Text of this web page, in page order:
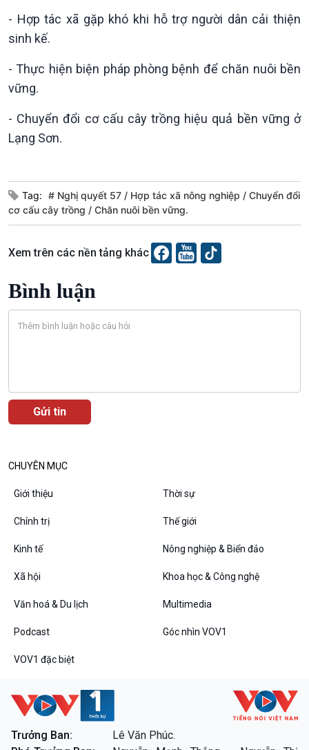
Văn hoá & Du lịch
Tin Văn hoá & Du lịch
Chát với người nổi tiếng
Câu chuyện Thể thao
Video
Câu chuyện thời sự
VOV1 đặc biệt
Thanh âm ký sự
Các chương trình đặc biệt
- Hợp tác xã gặp khó khi hỗ trợ người dân cải thiện
sinh kế.
- Thực hiện biện pháp phòng bệnh để chăn nuôi bền
vững.
- Chuyển đổi cơ cấu cây trồng hiệu quả bền vững ở
Lạng Sơn.
Tag: # Nghị quyết 57 Hợp tác xã nông nghiệp
Chuyển đổi
cơ cấu cây trồng
Chăn nuôi bền vững.
Xem trên các nền tảng khác
Bình luận
CHUYÊN MỤC
Giới thiệu Thời sự
Chính trị Thế giới
Kinh tế Nông nghiệp & Biển đảo
Xã hội Khoa học & Công nghệ
Văn hoá & Du lịch Multimedia
Podcast Góc nhìn VOV1
VOV1 đặc biệt
Trưởng Ban:
Lê Văn Phúc.